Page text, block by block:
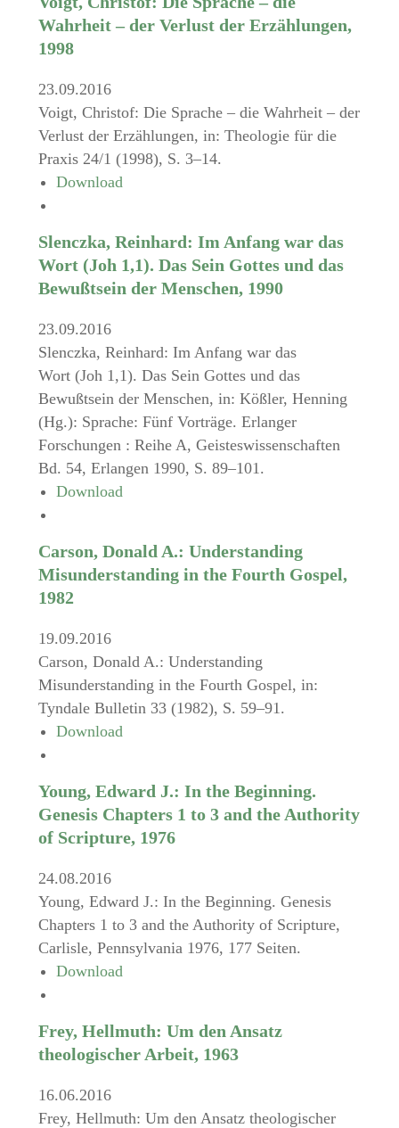
Wahrheit – der Verlust der Erzählungen,
1998
23.09.2016
Voigt, Christof: Die Sprache – die Wahrheit – der
Verlust der Erzählungen, in: Theologie für die
Praxis 24/1 (1998), S. 3–14.
Download
Slenczka, Reinhard: Im Anfang war das
Wort (Joh 1,1). Das Sein Gottes und das
Bewußtsein der Menschen, 1990
23.09.2016
Slenczka, Reinhard: Im Anfang war das
Wort (Joh 1,1). Das Sein Gottes und das
Bewußtsein der Menschen, in: Kößler, Henning
(Hg.): Sprache: Fünf Vorträge. Erlanger
Forschungen : Reihe A, Geisteswissenschaften
Bd. 54, Erlangen 1990, S. 89–101.
Download
Carson, Donald A.: Understanding
Misunderstanding in the Fourth Gospel,
1982
19.09.2016
Carson, Donald A.: Understanding
Misunderstanding in the Fourth Gospel, in:
Tyndale Bulletin 33 (1982), S. 59–91.
Download
Young, Edward J.: In the Beginning.
Genesis Chapters 1 to 3 and the Authority
of Scripture, 1976
24.08.2016
Young, Edward J.: In the Beginning. Genesis
Chapters 1 to 3 and the Authority of Scripture,
Carlisle, Pennsylvania 1976, 177 Seiten.
Download
Frey, Hellmuth: Um den Ansatz
theologischer Arbeit, 1963
16.06.2016
Frey, Hellmuth: Um den Ansatz theologischer